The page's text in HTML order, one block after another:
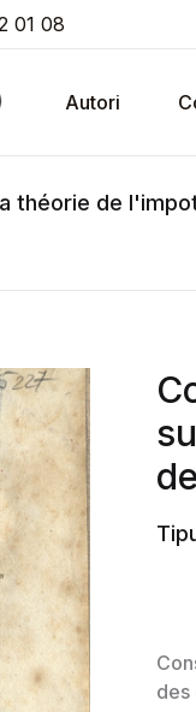
01 08
Autori
théorie de